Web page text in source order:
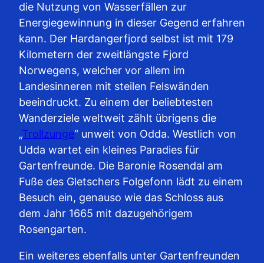
die Nutzung von Wasserfällen zur
Energiegewinnung in dieser Gegend erfahren
kann. Der Hardangerfjord selbst ist mit 179
Kilometern der zweitlängste Fjord
Norwegens, welcher vor allem im
Landesinneren mit steilen Felswänden
beeindruckt. Zu einem der beliebtesten
Wanderziele weltweit zählt übrigens die
„Trollzunge“ unweit von Odda. Westlich von
Udda wartet ein kleines Paradies für
Gartenfreunde. Die Baronie Rosendal am
Fuße des Gletschers Folgefonn lädt zu einem
Besuch ein, genauso wie das Schloss aus
dem Jahr 1665 mit dazugehörigem
Rosengarten.
Ein weiteres ebenfalls unter Gartenfreunden